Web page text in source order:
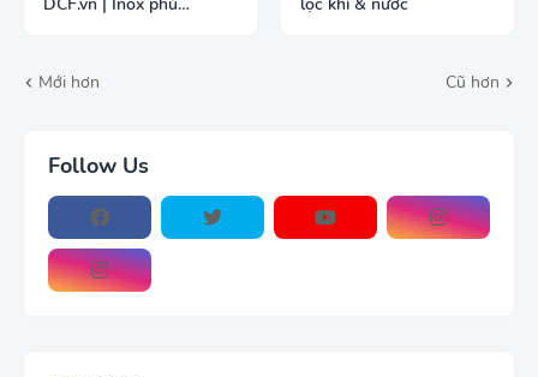
DCF.vn | Inox phủ
lọc khí & nước
Mới hơn Cũ hơn
Follow Us